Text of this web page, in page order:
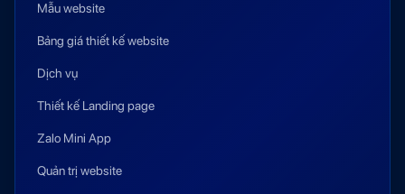
Mẫu website
Bảng giá thiết kế website
Dịch vụ
Thiết kế Landing page
Zalo Mini App
Quản trị website